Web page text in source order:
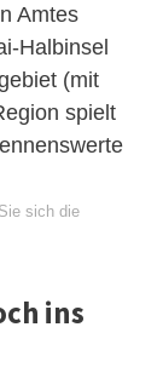
Amtes
Halbinsel
(mit
spielt
sich die
ins